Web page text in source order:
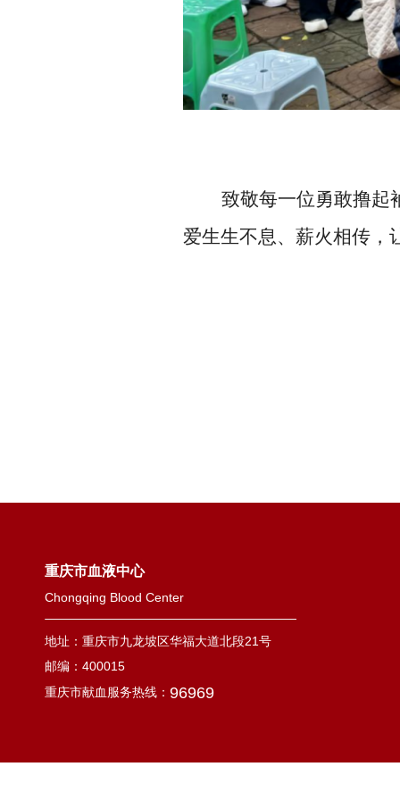
致敬每一位勇敢撸起
爱生生不息、薪火相传，
重庆市血液中心
Chongqing Blood Center
地址：重庆市九龙坡区华福大道北段21号
邮编：400015
重庆市献血服务热线： 96969